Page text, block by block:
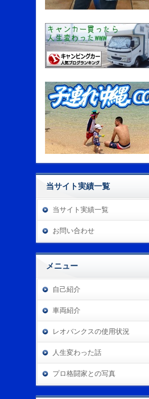
当サイト実績一覧
当サイト実績一覧
お問い合わせ
メニュー
自己紹介
車両紹介
レオバンクスの使用状況
人生変わった話
プロ格闘家との写真